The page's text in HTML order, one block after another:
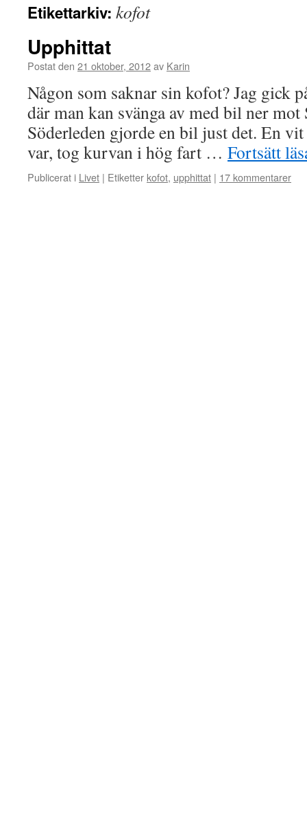
Etikettarkiv: kofot
Upphittat
Postat den 21 oktober, 2012av Karin
Någon som saknar sin kofot? Jag gick
där man kan svänga av med bil ner mot
Söderleden gjorde en bil just det. En
var, tog kurvan i hög fart … Fortsätt
Publicerat i Livet | Etiketter kofot, upphittat | 17 kommentarer